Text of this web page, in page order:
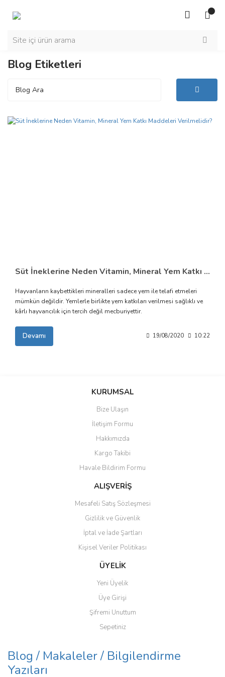
Blog Etiketleri
Süt İneklerine Neden Vitamin, Mineral Yem Katkı Maddeleri Verilmelidir?
Hayvanların kaybettikleri mineralleri sadece yem ile telafi etmeleri
mümkün değildir. Yemlerle birlikte yem katkıları verilmesi sağlıklı ve
kârlı hayvancılık için tercih değil mecburiyettir.
Devamı 19/08/2020 10:22
KURUMSAL
Bize Ulaşın
İletişim Formu
Hakkımızda
Kargo Takibi
Havale Bildirim Formu
ALIŞVERİŞ
Mesafeli Satış Sözleşmesi
Gizlilik ve Güvenlik
İptal ve İade Şartları
Kişisel Veriler Politikası
ÜYELİK
Yeni Üyelik
Üye Girişi
Şifremi Unuttum
Sepetiniz
Blog / Makaleler / Bilgilendirme
Yazıları